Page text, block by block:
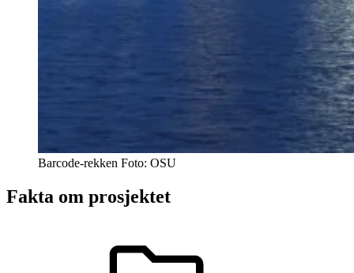
Barcode-rekken Foto: OSU
Fakta om prosjektet